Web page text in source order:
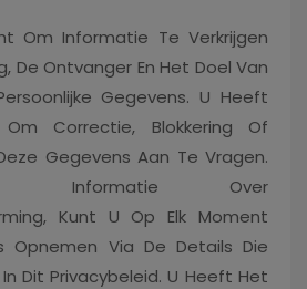
Om Informatie Te Verkrijgen
De Ontvanger En Het Doel Van
Gegevens. U Heeft
Correctie, Blokkering Of
Gegevens Aan Te Vragen.
Informatie Over
Kunt U Op Elk Moment
Opnemen Via De Details Die
Dit Privacybeleid. U Heeft Het